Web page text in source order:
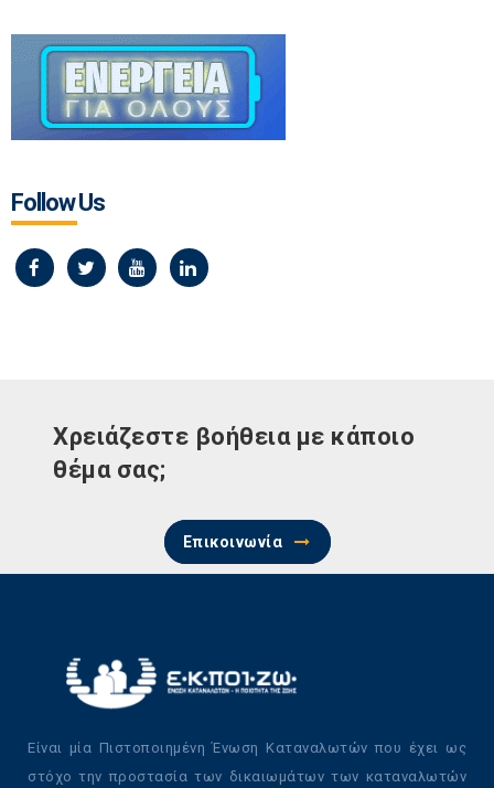
Follow Us
Χρειάζεστε βοήθεια με κάποιο
θέμα σας;
Επικοινωνία
Είναι μία Πιστοποιημένη Ένωση Καταναλωτών που έχει ως
στόχο την προστασία των δικαιωμάτων των καταναλωτών